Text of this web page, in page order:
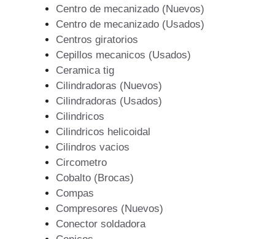
Centro de mecanizado (Nuevos)
Centro de mecanizado (Usados)
Centros giratorios
Cepillos mecanicos (Usados)
Ceramica tig
Cilindradoras (Nuevos)
Cilindradoras (Usados)
Cilindricos
Cilindricos helicoidal
Cilindros vacios
Circometro
Cobalto (Brocas)
Compas
Compresores (Nuevos)
Conector soldadora